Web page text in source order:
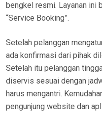
bengkel resmi. Layanan ini
“Service Booking”.
Setelah pelanggan
ada konfirmasi dari pihak
Setelah itu pelanggan
diservis sesuai dengan
harus mengantri.
pengunjung website dan